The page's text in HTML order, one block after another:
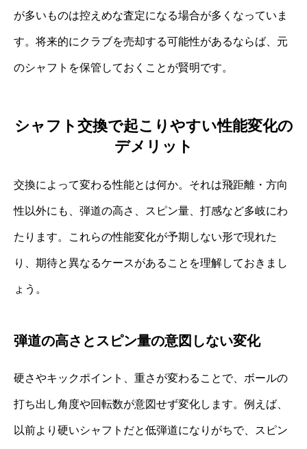
が多いものは控えめな査定になる場合が多くなっていま
す。将来的にクラブを売却する可能性があるならば、元
のシャフトを保管しておくことが賢明です。
シャフト交換で起こりやすい性能変化の
デメリット
交換によって変わる性能とは何か。それは飛距離・方向
性以外にも、弾道の高さ、スピン量、打感など多岐にわ
たります。これらの性能変化が予期しない形で現れた
り、期待と異なるケースがあることを理解しておきまし
ょう。
弾道の高さとスピン量の意図しない変化
硬さやキックポイント、重さが変わることで、ボールの
打ち出し角度や回転数が意図せず変化します。例えば、
以前より硬いシャフトだと低弾道になりがちで、スピン